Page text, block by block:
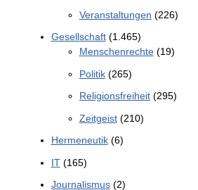
Veranstaltungen (226)
Gesellschaft(1.465)
Menschenrechte(19)
Politik(265)
Religionsfreiheit(295)
Zeitgeist(210)
Hermeneutik(6)
IT(165)
Journalismus(2)